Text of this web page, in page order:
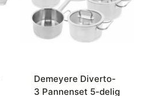
Demeyere Diverto-
3 Pannenset 5-delig